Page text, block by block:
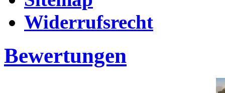
Widerrufsrecht
Bewertungen